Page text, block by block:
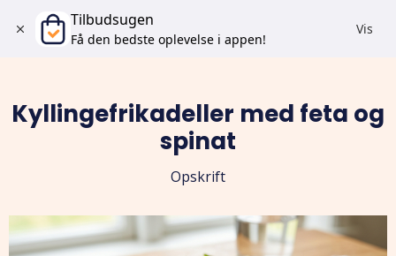
Kyllingefrikadeller med feta og
spinat
Opskrift
Tilbudsugen
Få den bedste oplevelse i appen!
Vis